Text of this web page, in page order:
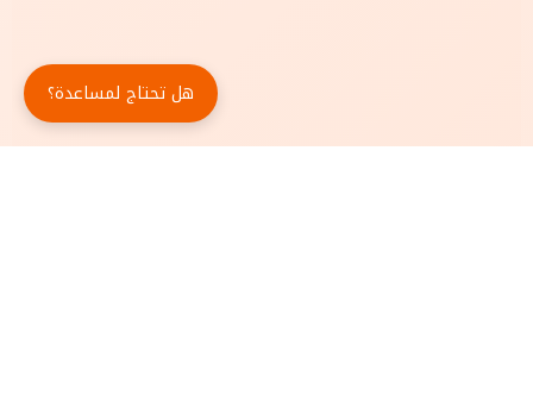
هل تحتاج لمساعدة؟